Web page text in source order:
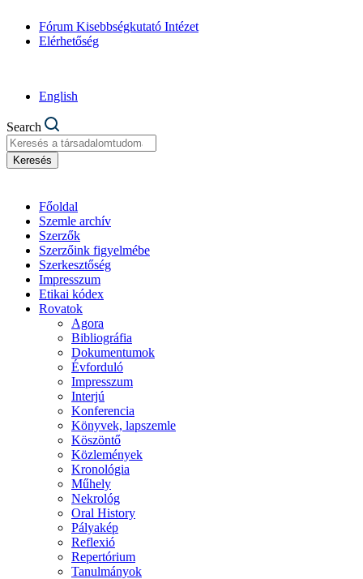
Fórum Kisebbségkutató Intézet
Elérhetőség
English
Search
Keresés
Főoldal
Szemle archív
Szerzők
Szerzőink figyelmébe
Szerkesztőség
Impresszum
Etikai kódex
Rovatok
Agora
Bibliográfia
Dokumentumok
Évforduló
Impresszum
Interjú
Konferencia
Könyvek, lapszemle
Köszöntő
Közlemények
Kronológia
Műhely
Nekrológ
Oral History
Pályakép
Reflexió
Repertórium
Tanulmányok